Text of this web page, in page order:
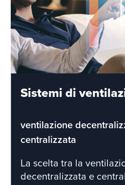
Sistemi di
ventilazione
centralizzata
La scelta tra la
decentralizzata e